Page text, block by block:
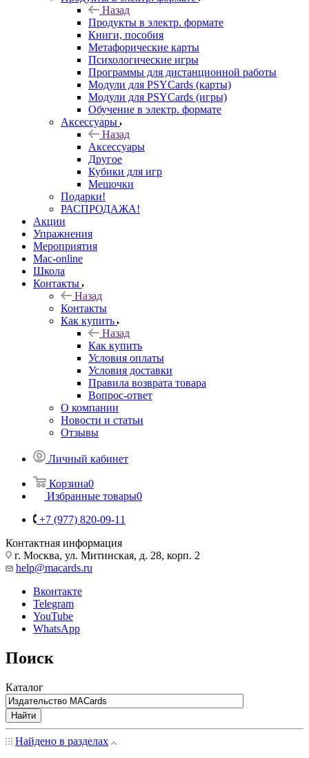
Назад
Продукты в электр. формате
Книги, пособия
Метафорические карты
Психологические игры
Программы для дистанционной работы
Модули для PSYCards (карты)
Модули для PSYCards (игры)
Обучение в электр. формате
Аксессуары
Назад
Аксессуары
Другое
Кубики для игр
Мешочки
Подарки!
РАСПРОДАЖА!
Акции
Упражнения
Мероприятия
Mac-online
Школа
Контакты
Назад
Контакты
Как купить
Назад
Как купить
Условия оплаты
Условия доставки
Правила возврата товара
Вопрос-ответ
О компании
Новости и статьи
Отзывы
Личный кабинет
Корзина0
Избранные товары0
+7 (977) 820-09-11
Контактная информация
г. Москва, ул. Митинская, д. 28, корп. 2
help@macards.ru
Вконтакте
Telegram
YouTube
WhatsApp
Поиск
Каталог
Найти
Найдено в разделах